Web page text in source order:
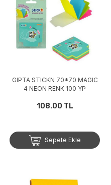
GIPTA STICKN 70*70 MAGIC
4 NEON RENK 100 YP
108.00 TL
Sepete Ekle